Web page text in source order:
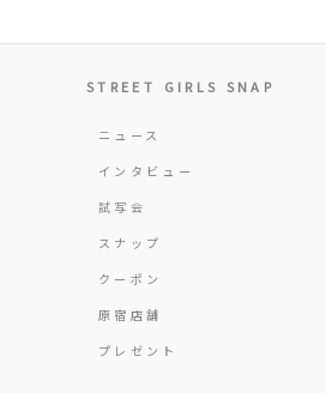
STREET GIRLS SNAP
ニュース
インタビュー
試写会
スナップ
クーポン
原宿店舗
プレゼント